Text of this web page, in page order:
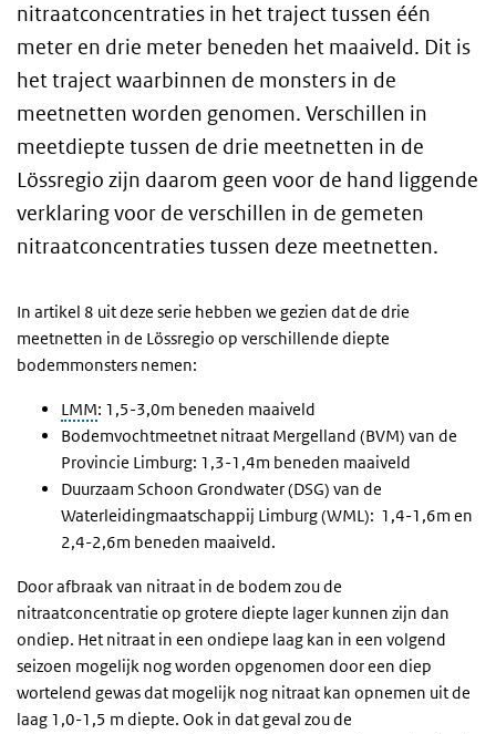
nitraatconcentraties in het traject tussen één
meter en drie meter beneden het maaiveld. Dit is
het traject waarbinnen de monsters in de
meetnetten worden genomen. Verschillen in
meetdiepte tussen de drie meetnetten in de
Lössregio zijn daarom geen voor de hand liggende
verklaring voor de verschillen in de gemeten
nitraatconcentraties tussen deze meetnetten.
In artikel 8 uit deze serie hebben we gezien dat de drie
meetnetten in de Lössregio op verschillende diepte
bodemmonsters nemen:
LMM: 1,5-3,0m beneden maaiveld
Bodemvochtmeetnet nitraat Mergelland (BVM) van de
Provincie Limburg: 1,3-1,4m beneden maaiveld
Duurzaam Schoon Grondwater (DSG) van de
Waterleidingmaatschappij Limburg (WML): 1,4-1,6m en
2,4-2,6m beneden maaiveld.
Door afbraak van nitraat in de bodem zou de
nitraatconcentratie op grotere diepte lager kunnen zijn dan
ondiep. Het nitraat in een ondiepe laag kan in een volgend
seizoen mogelijk nog worden opgenomen door een diep
wortelend gewas dat mogelijk nog nitraat kan opnemen uit de
laag 1,0-1,5 m diepte. Ook in dat geval zou de